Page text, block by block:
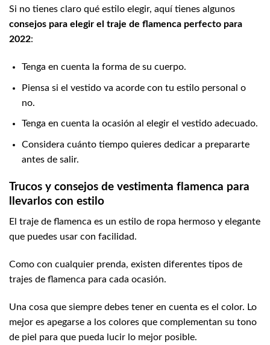
Si no tienes claro qué estilo elegir, aquí tienes algunos
consejos para elegir el traje de flamenca perfecto para
2022:
Tenga en cuenta la forma de su cuerpo.
Piensa si el vestido va acorde con tu estilo personal o
no.
Tenga en cuenta la ocasión al elegir el vestido adecuado.
Considera cuánto tiempo quieres dedicar a prepararte
antes de salir.
Trucos y consejos de vestimenta flamenca para
llevarlos con estilo
El traje de flamenca es un estilo de ropa hermoso y elegante
que puedes usar con facilidad.
Como con cualquier prenda, existen diferentes tipos de
trajes de flamenca para cada ocasión.
Una cosa que siempre debes tener en cuenta es el color. Lo
mejor es apegarse a los colores que complementan su tono
de piel para que pueda lucir lo mejor posible.